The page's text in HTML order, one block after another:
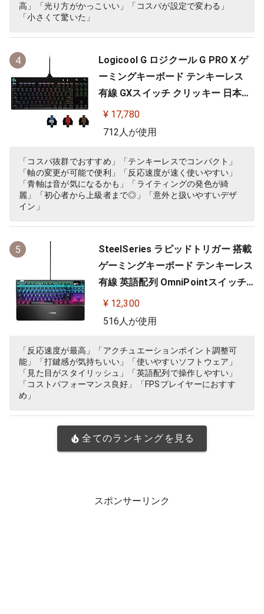
高」「光り方がかっこいい」「コスパが設定で変わる」
「小さくて驚いた」
4
Logicool G ロジクール G PRO X ゲ
ーミングキーボード テンキーレス
有線 GXスイッチ クリッキー 日本語
配列 LIGHTSYNC RGB 着脱式ケーブ
ル G-PKB-002 国内正規品 【 ファイ
】
¥ 17,780
712人が使用
「コスパ抜群でおすすめ」「テンキーレスでコンパクト」
「軸の変更が可能で便利」「反応速度が速く使いやすい」
「青軸は音が気になるかも」「ライティングの発色が綺
麗」「初心者から上級者まで◎」「意外と扱いやすいデザ
イン」
5
SteelSeries ラピッドトリガー 搭載
ゲーミングキーボード テンキーレス
有線 英語配列 OmniPointスイッチ
有機ELディスプレイ搭載 Apex Pro
TKL US 64734 ブラック
¥ 12,300
516人が使用
「反応速度が最高」「アクチュエーションポイント調整可
能」「打鍵感が気持ちいい」「使いやすいソフトウェア」
「見た目がスタイリッシュ」「英語配列で操作しやすい」
「コストパフォーマンス良好」「FPSプレイヤーにおすす
め」
全てのランキングを見る
スポンサーリンク